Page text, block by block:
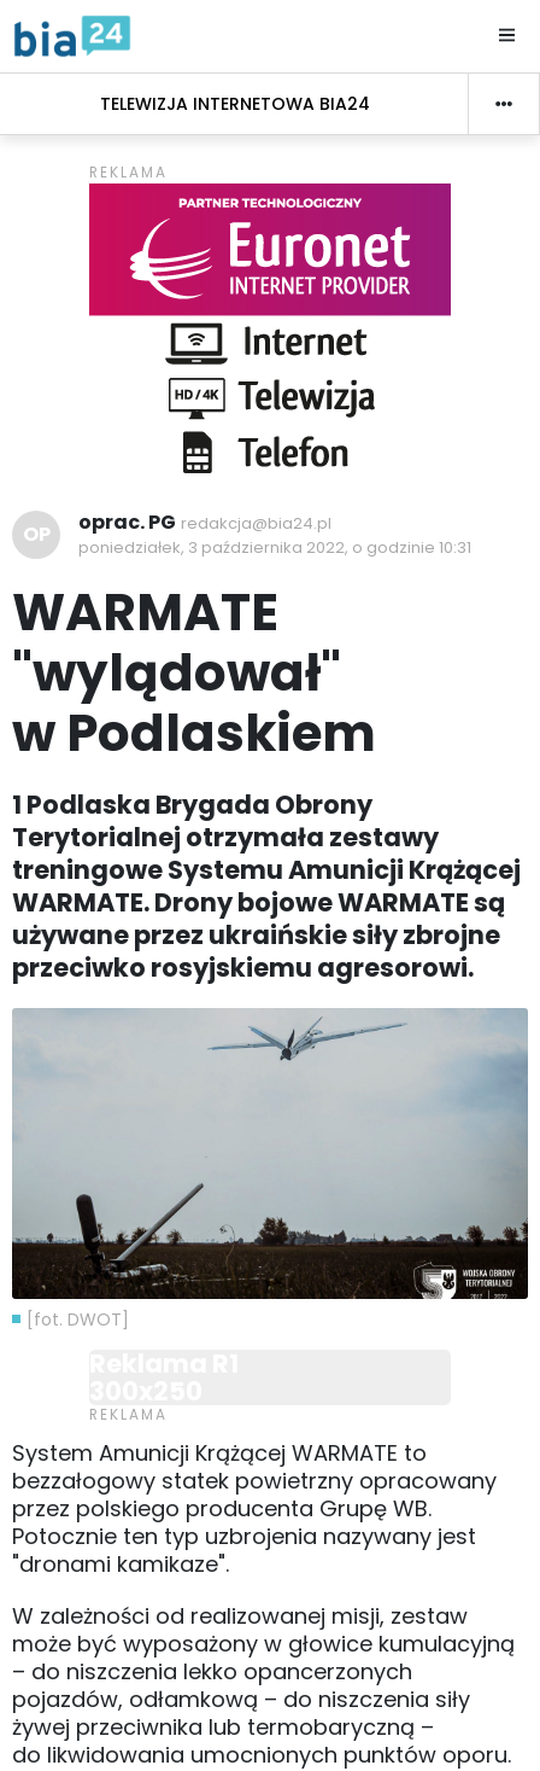
TELEWIZJA INTERNETOWA BIA24
OP oprac. PG redakcja@bia24.pl
poniedziałek, 3 października 2022, o godzinie 10:31
WARMATE
"wylądował"
w Podlaskiem
1 Podlaska Brygada Obrony
Terytorialnej otrzymała zestawy
treningowe Systemu Amunicji Krążącej
WARMATE. Drony bojowe WARMATE są
używane przez ukraińskie siły zbrojne
przeciwko rosyjskiemu agresorowi.
[fot. DWOT]
System Amunicji Krążącej WARMATE to
bezzałogowy statek powietrzny opracowany
przez polskiego producenta Grupę WB.
Potocznie ten typ uzbrojenia nazywany jest
"dronami kamikaze".
W zależności od realizowanej misji, zestaw
może być wyposażony w głowice kumulacyjną
– do niszczenia lekko opancerzonych
pojazdów, odłamkową – do niszczenia siły
żywej przeciwnika lub termobaryczną –
do likwidowania umocnionych punktów oporu.